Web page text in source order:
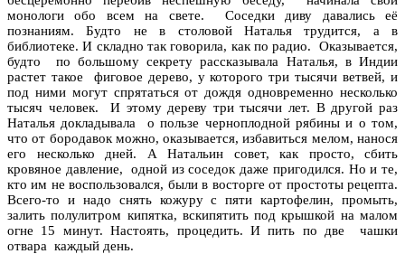
монологи обо всем на свете. Соседки диву давались её
познаниям. Будто не в столовой Наталья трудится, а в
библиотеке. И складно так говорила, как по радио. Оказывается,
будто по большому секрету рассказывала Наталья, в Индии
растет такое фиговое дерево, у которого три тысячи ветвей, и
под ними могут спрятаться от дождя одновременно несколько
тысяч человек. И этому дереву три тысячи лет. В другой раз
Наталья докладывала о пользе черноплодной рябины и о том,
что от бородавок можно, оказывается, избавиться мелом, нанося
его несколько дней. А Натальин совет, как просто, сбить
кровяное давление, одной из соседок даже пригодился. Но и те,
кто им не воспользовался, были в восторге от простоты рецепта.
Всего-то и надо снять кожуру с пяти картофелин, промыть,
залить полулитром кипятка, вскипятить под крышкой на малом
огне 15 минут. Настоять, процедить. И пить по две чашки
отвара каждый день.